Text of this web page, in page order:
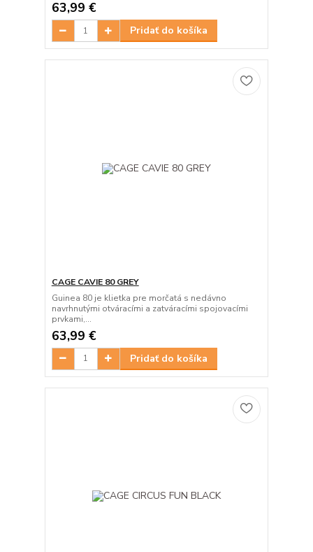
63,99 €
Pridať do košíka
CAGE CAVIE 80 GREY
Guinea 80 je klietka pre morčatá s nedávno
navrhnutými otváracími a zatváracími spojovacími
prvkami,...
63,99 €
Pridať do košíka